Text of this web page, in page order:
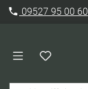
09527 95 00 60